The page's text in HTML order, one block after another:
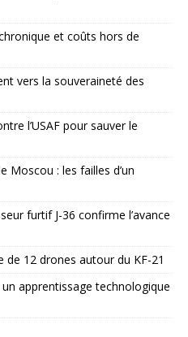
et coûts hors de
vers la souveraineté des
l’USAF pour sauver le
Moscou : les failles d’un
furtif J-36 confirme l’avance
de 12 drones autour du KF-21
apprentissage technologique